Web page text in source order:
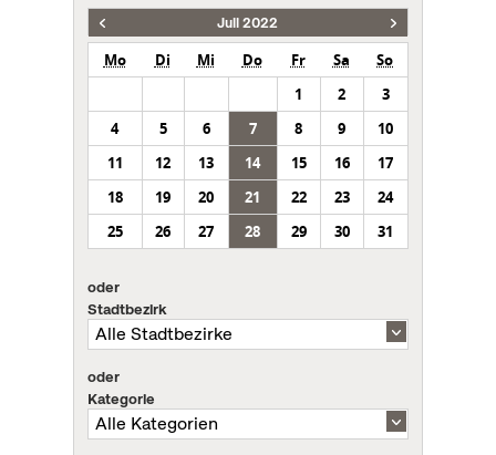
Juli 2022
Mo Di Mi Do Fr Sa
So
1
2
3
4
5 6 7 8 9
10
11
12 13 14 15 16
17
18
19 20 21 22 23
24
25
26 27 28 29 30 31
oder
Stadtbezirk
oder
Kategorie